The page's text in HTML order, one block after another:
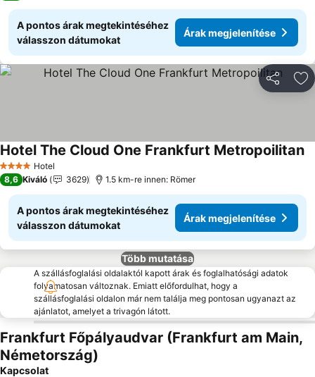
A pontos árak megtekintéséhez
válasszon dátumokat
Árak megjelenítése
4 KategóriaHotel
Hotel The Cloud One Frankfurt Metropoilitan
8,6 Kiváló 3629 1.5 km-re innen: Römer
A pontos árak megtekintéséhez
válasszon dátumokat
Árak megjelenítése
Több mutatása
A szállásfoglalási oldalaktól kapott árak és foglalhatósági adatok
folyamatosan változnak. Emiatt előfordulhat, hogy a
szállásfoglalási oldalon már nem találja meg pontosan ugyanazt az
ajánlatot, amelyet a trivagón látott.
Frankfurt Főpályaudvar (Frankfurt am Main,
Németország)
Kapcsolat